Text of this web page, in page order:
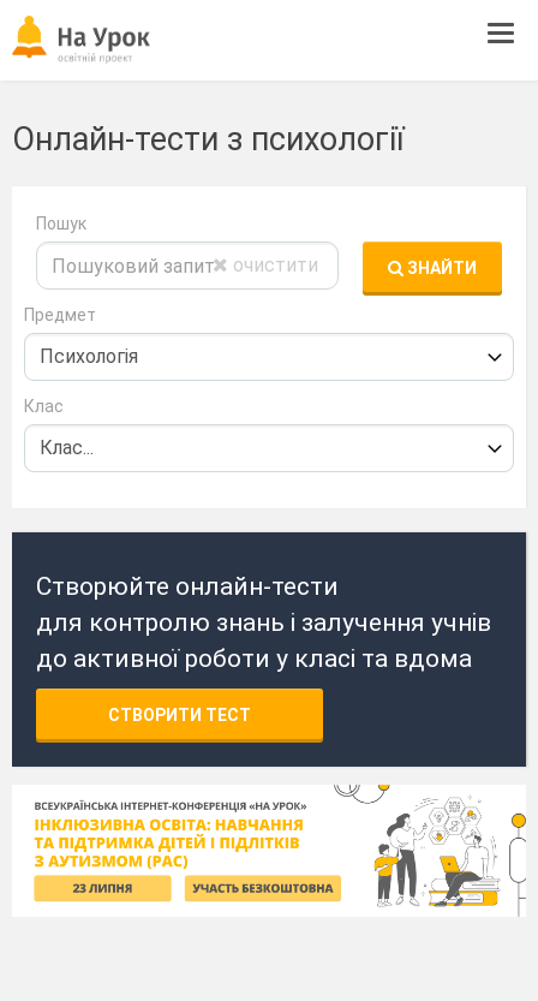
Онлайн-тести з психології
Пошук
очистити ЗНАЙТИ
Предмет
Клас
Створюйте онлайн-тести
для контролю знань і залучення учнів
до активної роботи у класі та вдома
СТВОРИТИ ТЕСТ